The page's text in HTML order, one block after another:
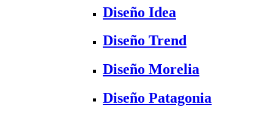
Diseño Idea
Diseño Trend
Diseño Morelia
Diseño Patagonia